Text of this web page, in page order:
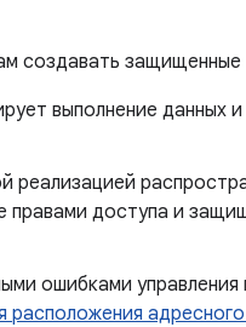
создавать защищенные
выполнение данных
правами доступа и
ошибками управления
расположения